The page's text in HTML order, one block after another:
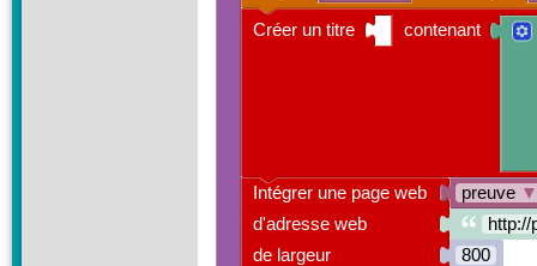
preuve ▼
800
Intégrer une page web
d'adresse web
de largeur
Créer un titre contenant